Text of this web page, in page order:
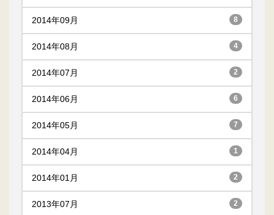
2014年09月 8
2014年08月 4
2014年07月 2
2014年06月 6
2014年05月 7
2014年04月 1
2014年01月 2
2013年07月 2